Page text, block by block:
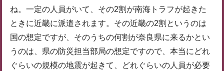
ね。一定の人員がいて、その2割が南海トラフが起きた
ときに近畿に派遣されます。その近畿の2割というのは
国の想定ですが、そのうちの何割が奈良県に来るかとい
うのは、県の防災担当部局の想定ですので、本当にどれ
ぐらいの規模の地震が起きて、どれぐらいの人員が必要